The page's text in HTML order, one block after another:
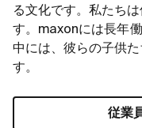
る文化です。私たち
す。maxonには長年
中には、彼らの子供
す。
従業